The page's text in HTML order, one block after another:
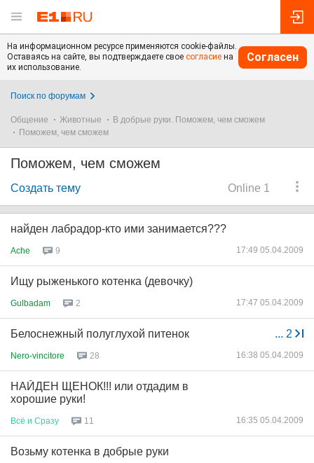
На информационном ресурсе применяются cookie-файлы.
Оставаясь на сайте, вы подтверждаете свое согласие на
их использование.
Согласен
Поиск по форумам
Общение Животные
В добрые руки. Поможем, чем сможем
Поможем, чем сможем
Поможем, чем сможем
Online 1
Создать тему
найден лабрадор-кто ими занимается???
Ache 9 17:49 05.04.2009
Ищу рыженького котенка (девочку)
Gulbadam 2 17:47 05.04.2009
... 2
Белоснежный полуглухой питенок
Nero-vincitore 28 16:38 05.04.2009
НАЙДЕН ЩЕНОК!!! или отдадим в
хорошие руки!
Всё и Сразу 11 16:35 05.04.2009
Возьму котенка в добрые руки